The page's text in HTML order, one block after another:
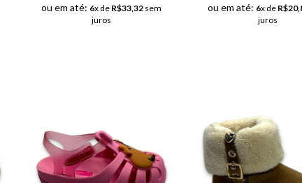
ou em até: 6x de R$33,32 sem
juros
ou em até: 6x de
juros